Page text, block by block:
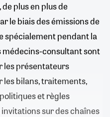
plus en plus de
le biais des émissions de
spécialement pendant la
médecins-consultant sont
les présentateurs
les bilans, traitements,
et règles
sur des chaînes